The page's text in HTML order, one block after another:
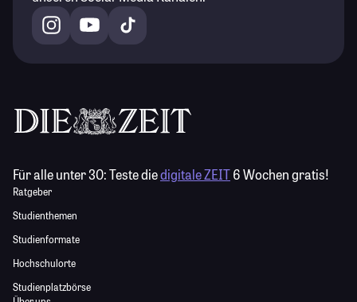
Für alle unter 30:Teste diedigitale ZEIT6 Wochen gratis!
Ratgeber
Studienthemen
Studienformate
Hochschulorte
Studienplatzbörse